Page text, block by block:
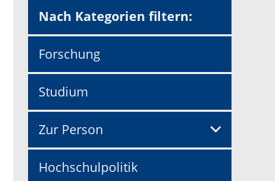
Nach Kategorien filtern:
Forschung
Studium
Zur Person
Hochschulpolitik